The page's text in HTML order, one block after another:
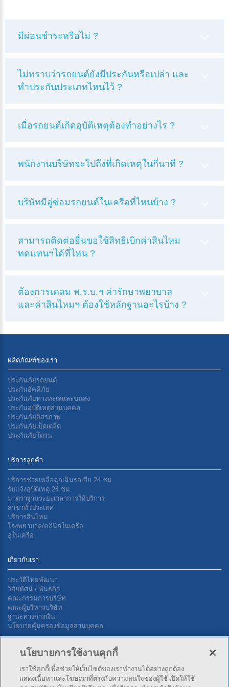
มีผ่อนชำระหรือไม่ ?
ไม่ทราบว่ารถยนต์ยังมีประกันหรือเปล่า และ
ทำประกันประเภทไหนไว้ ?
เมื่อรถยนต์เกิดอุบัติเหตุต้องทำอย่างไร ?
พนักงานบริษัทจะไปถึงที่เกิดเหตุในกี่นาที ?
บริษัทมีอู่ซ่อมรถยนต์ในเครือที่ไหนบ้าง ?
สามารถติดต่อยื่นขอใช้สิทธิเบิกค่าสินไหม
ทดแทนฯได้ที่ไหน ?
ต้องการเคลม พ.ร.บ.ฯ ค่ารักษาพยาบาล
และค่าสินไหมฯ ต้องใช้หลักฐานอะไรบ้าง ?
ผลิตภัณฑ์ของเรา
ประกันภัยรถยนต์
ประกันอัคคีภัย
ประกันภัยทางทะเลเเละขนส่ง
ประกันอุบัติเหตุส่วนบุคคล
ประกันภัยอิสรภาพ
ประกันภัยเบ็ดเตล็ด
ประกันภัยโดรน
บริการลูกค้า
บริการช่วยเหลือฉุกเฉินรถเสีย 24 ชม.
รับแจ้งอุบัติเหตุ 24 ชม.
มาตราฐานระยะเวลาการให้บริการ
สาขาทั่วประเทศ
บริการสินไหม
โรงพยาบาล/คลินิกในเครือ
อู่ในเครือ
เกี่ยวกับเรา
ประวัติไทยพัฒนา
วิสัยทัศน์ / พันธกิจ
คณะกรรมการบริษัท
คณะผู้บริหารบริษัท
ฐานะทางการเงิน
นโยบายคุ้มครองข้อมูลส่วนบุคคล
ติดต่อเรา
บริษัท ไทยพัฒนาประกันภัย จำกัด (มหาชน) สำนักงานใหญ่ 34 ซ.สุขุมวิท 4
นโยบายการใช้งานคุกกี้
เราใช้คุกกี้เพื่อช่วยให้เว็บไซต์ของเราทำงานได้อย่างถูกต้อง
แสดงเนื้อหาและโฆษณาที่ตรงกับความสนใจของผู้ใช้ เปิดให้ใช้